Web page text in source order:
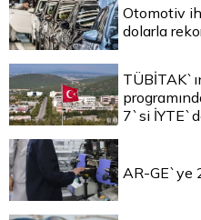
Otomotiv
dolarla
7`si
AR-GE`ye